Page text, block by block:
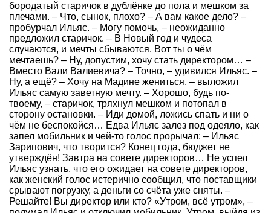
бородатый старичок в дублёнке до пола и мешком за
плечами. – Что, сынок, плохо? – А вам какое дело? –
пробурчал Ильяс. – Могу помочь, – неожиданно
предложил старичок. – В Новый год и чудеса
случаются, и мечты сбываются. Вот ты о чём
мечтаешь? – Ну, допустим, хочу стать директором… –
Вместо Вали Валиевича? – Точно, – удивился Ильяс. –
Ну, а ещё? – Хочу на Мадине жениться, – выложил
Ильяс самую заветную мечту. – Хорошо, будь по-
твоему, – старичок, тряхнул мешком и потопал в
сторону остановки. – Иди домой, ложись спать и ни о
чём не беспокойся… Едва Ильяс залез под одеяло, как
запел мобильник и чей-то голос прорычал: – Ильяс
Зарипович, что творится? Конец года, бюджет не
утверждён! Завтра на совете директоров… Не успел
Ильяс узнать, что его ожидает на совете директоров,
как женский голос истерично сообщил, что поставщики
срывают погрузку, а деньги со счёта уже сняты. –
Решайте! Вы директор или кто? «Утром, всё утром», –